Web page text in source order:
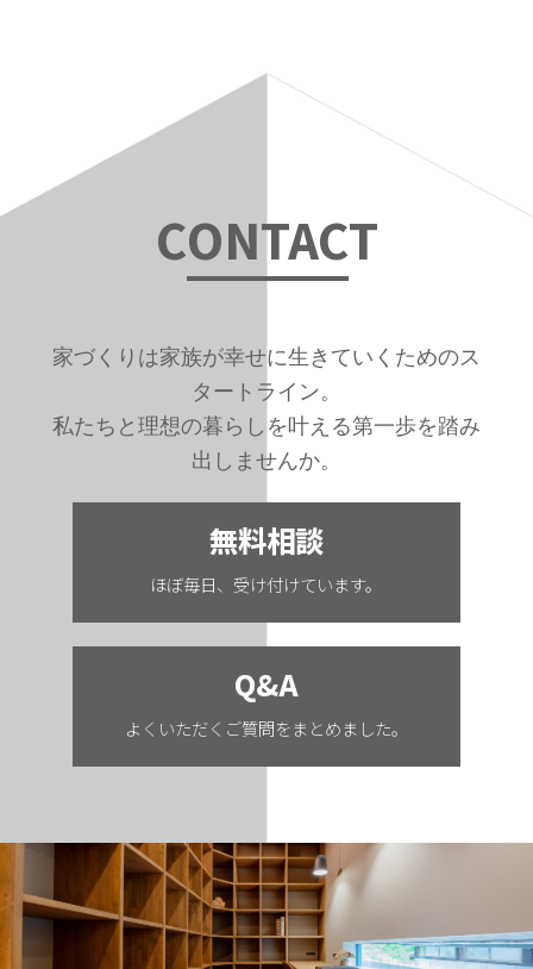
CONTACT
家づくりは家族が幸せに生きていくためのス
タートライン。
私たちと理想の暮らしを叶える第一歩を踏み
出しませんか。
無料相談
ほぼ毎日、受け付けています。
Q&A
よくいただくご質問をまとめました。